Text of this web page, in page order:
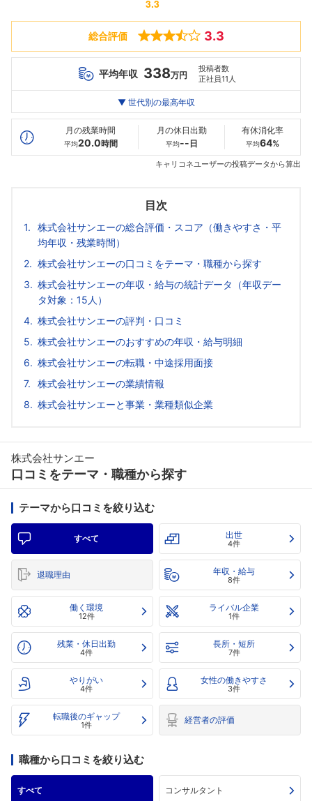
総合評価 3.3
平均年収 338万円
投稿者数
正社員11人
最高年収
20代
444万
30代
456万
--万
▼ 世代別の最高年収
月の残業時間
平均20.0時間
月の休日出勤
平均-- 日
有休消化率
平均64%
キャリコネユーザーの投稿データから算出
目次
株式会社サンエーの総合評価・スコア（働きやすさ・平
均年収・残業時間）
株式会社サンエーの口コミをテーマ・職種から探す
株式会社サンエーの年収・給与の統計データ（年収デー
タ対象：15人）
株式会社サンエーの評判・口コミ
株式会社サンエーのおすすめの年収・給与明細
株式会社サンエーの転職・中途採用面接
株式会社サンエーの業績情報
株式会社サンエーと事業・業種類似企業
株式会社サンエー
口コミをテーマ・職種から探す
テーマから口コミを絞り込む
すべて 出世
4件
退職理由 年収・給与
8件
働く環境
12件
ライバル企業
1件
残業・休日出勤
4件
長所・短所
7件
やりがい
4件
女性の働きやすさ
3件
転職後のギャップ
1件 経営者の評価
職種から口コミを絞り込む
すべて コンサルタント